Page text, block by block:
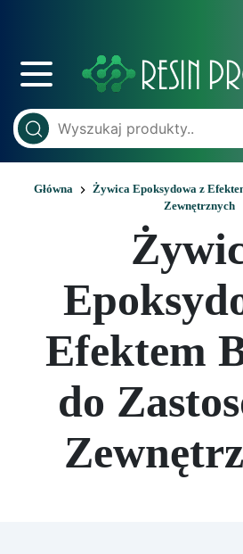
Główna
Żywica Epoksydowa z
Zewnętrznych
Efektem
do